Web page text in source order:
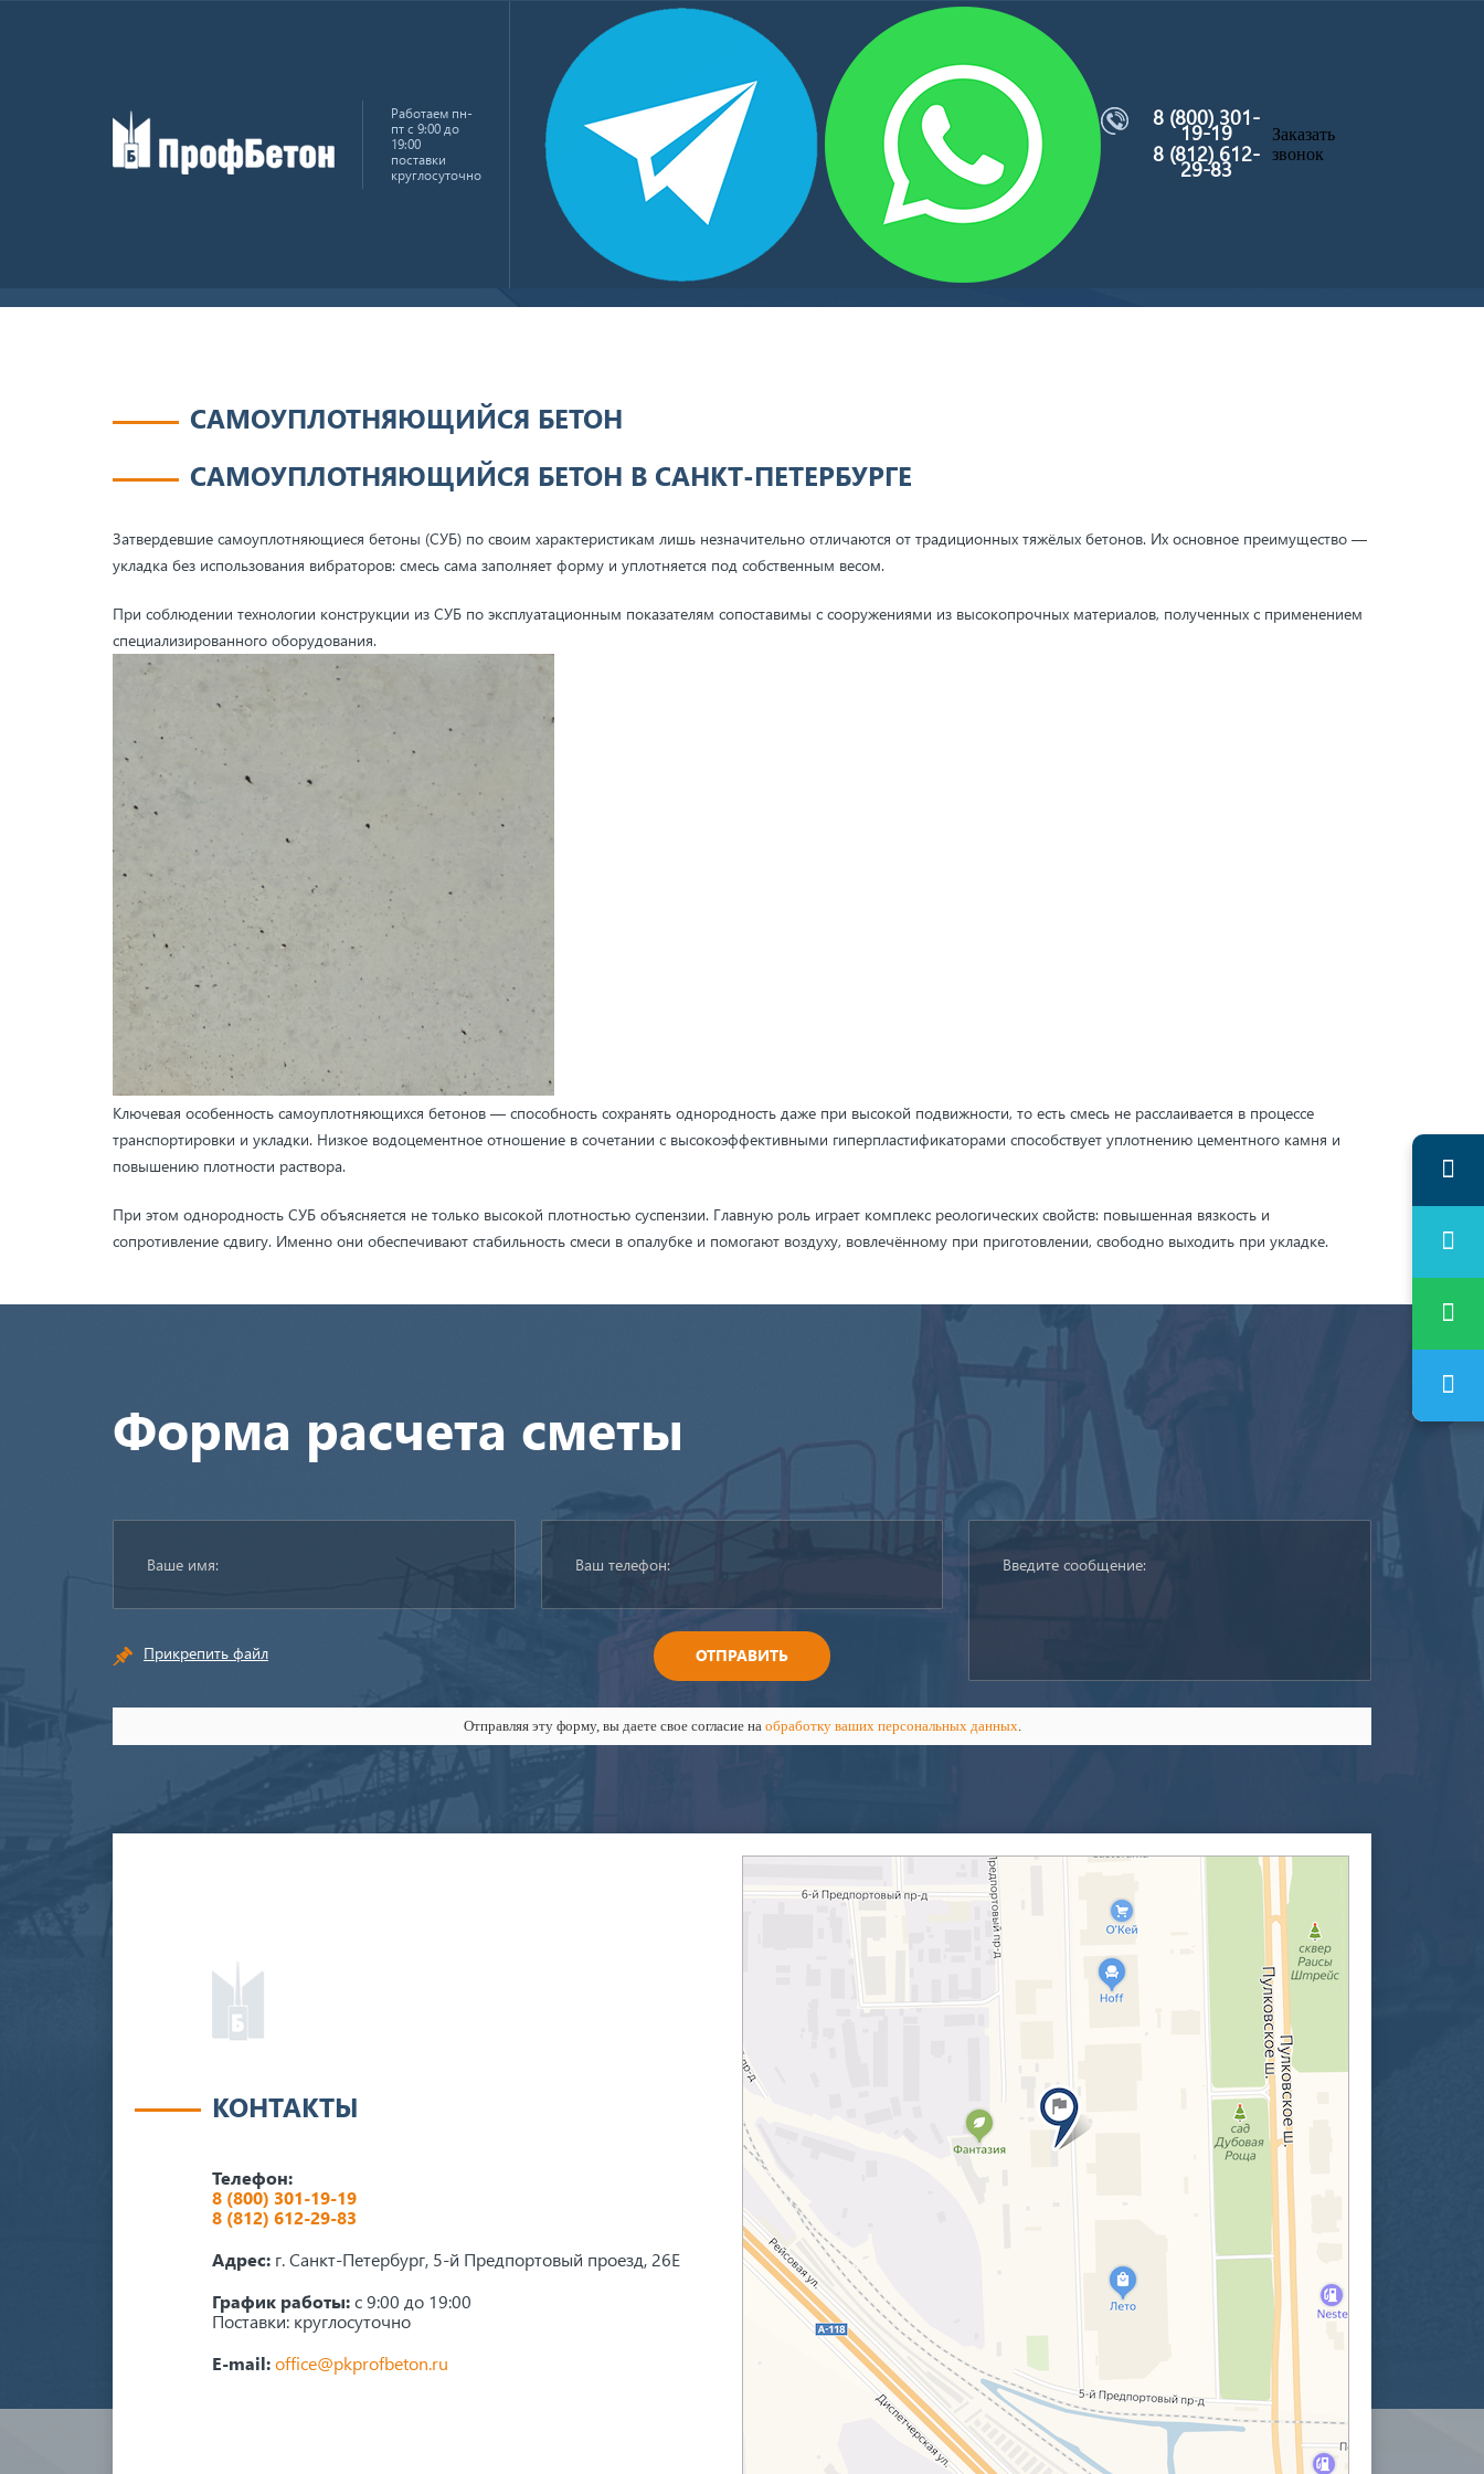
Работаем пн-
пт с 9:00 до
19:00
поставки
круглосуточно
8 (800) 301-
19-19
8 (812) 612-
29-83
Заказать
звонок
БЕТОН ТОВАРНЫЙ КЛИЕНТЫ И ПАРТНЕРЫ КОНТАКТЫ
САМОУПЛОТНЯЮЩИЙСЯ БЕТОН
САМОУПЛОТНЯЮЩИЙСЯ БЕТОН В САНКТ-ПЕТЕРБУРГЕ
Затвердевшие самоуплотняющиеся бетоны (СУБ) по своим характеристикам лишь незначительно отличаются от традиционных тяжёлых бетонов. Их основное преимущество —
укладка без использования вибраторов: смесь сама заполняет форму и уплотняется под собственным весом.
При соблюдении технологии конструкции из СУБ по эксплуатационным показателям сопоставимы с сооружениями из высокопрочных материалов, полученных с применением
специализированного оборудования.
Ключевая особенность самоуплотняющихся бетонов — способность сохранять однородность даже при высокой подвижности, то есть смесь не расслаивается в процессе
транспортировки и укладки. Низкое водоцементное отношение в сочетании с высокоэффективными гиперпластификаторами способствует уплотнению цементного камня и
повышению плотности раствора.
При этом однородность СУБ объясняется не только высокой плотностью суспензии. Главную роль играет комплекс реологических свойств: повышенная вязкость и
сопротивление сдвигу. Именно они обеспечивают стабильность смеси в опалубке и помогают воздуху, вовлечённому при приготовлении, свободно выходить при укладке.
Форма расчета сметы
Прикрепить файл ОТПРАВИТЬ
Отправляя эту форму, вы даете свое согласие на обработку ваших персональных данных.
КОНТАКТЫ
Телефон:
8 (800) 301-19-19
8 (812) 612-29-83
Адрес: г. Санкт-Петербург, 5-й Предпортовый проезд, 26Е
График работы:с 9:00 до 19:00
Поставки: круглосуточно
E-mail:office@pkprofbeton.ru